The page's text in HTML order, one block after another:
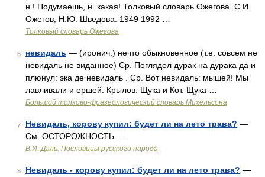
н.! Подумаешь, н. какая! Толковый словарь Ожегова. С.И.
Ожегов, Н.Ю. Шведова. 1949 1992 …
Толковый словарь Ожегова
6 невидаль — (иронич.) нечто обыкновенное (т.е. совсем не
невидаль не виданное) Ср. Поглядел дурак на дурака да и
плюнул: эка де невидаль . Ср. Вот невидаль: мышей! Мы
лавливали и ершей. Крылов. Щука и Кот. Щука …
Большой толково-фразеологический словарь Михельсона
7 Невидаль, корову купил: будет ли на лето трава? —
См. ОСТОРОЖНОСТЬ …
В.И. Даль. Пословицы русского народа
8 Невидаль - корову купил: будет ли на лето трава? —